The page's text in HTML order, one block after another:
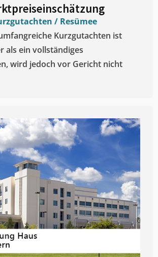
/ Resümee
Kurzgutachten ist
als ein vollständiges
wird jedoch vor Gericht nicht